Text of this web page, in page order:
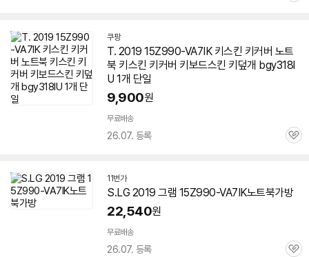
쿠팡
T. 2019 15Z990-VA7IK키스킨 키커버 노트
북 키스킨 키커버 키보드스킨 키덮개 bgy318l
U 1개 단일
9,900원
무료배송
26.07. 등록
관
11번가
S.LG 2019 그램 15Z990-VA7IK노트북가방
22,540원
무료배송
26.07. 등록 관